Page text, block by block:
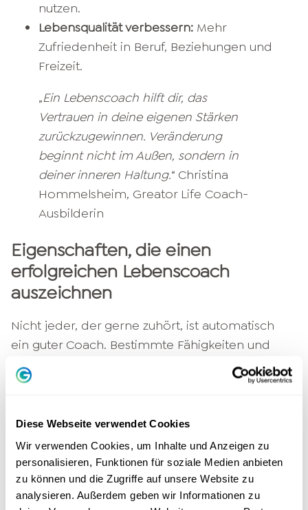
Diese Webseite verwendet Cookies
Wir verwenden Cookies, um Inhalte und Anzeigen zu
personalisieren, Funktionen für soziale Medien anbieten
zu können und die Zugriffe auf unsere Website zu
analysieren. Außerdem geben wir Informationen zu
nutzen.
Lebensqualität verbessern: Mehr
Zufriedenheit in Beruf, Beziehungen und
Freizeit.
„Ein Lebenscoach hilft dir, das
Vertrauen in deine eigenen Stärken
zurückzugewinnen. Veränderung
beginnt nicht im Außen, sondern in
deiner inneren Haltung.“ Christina
Hommelsheim, Greator Life Coach-
Ausbilderin
Eigenschaften, die einen
erfolgreichen Lebenscoach
auszeichnen
Nicht jeder, der gerne zuhört, ist automatisch
ein guter Coach. Bestimmte Fähigkeiten und
Persönlichkeitsmerkmale sind essenziell für
eine
Bevor wir in die Liste einsteigen: Coaching
bedeutet, den Menschen auf Augenhöhe zu
begegnen – ohne Ratschläge oder
Bewertungen. Diese Eigenschaften machen